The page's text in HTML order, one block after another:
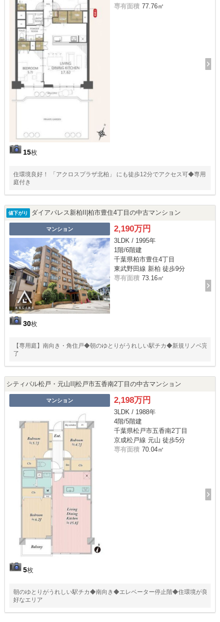
15枚
専有面積 77.76㎡
住環境良好！ 「アクロスプラザ北柏」 にも徒歩12分でアクセス可◆専用
庭付き
値下がり ダイアパレス新柏II|柏市豊住4丁目の中古マンション
マンション
30枚
2,190万円
3LDK / 1995年
1階/6階建
千葉県柏市豊住4丁目
東武野田線 新柏 徒歩9分
専有面積 73.16㎡
【専用庭】南向き・角住戸◆朝のゆとりがうれしい駅チカ◆新規リノベ完
了
シティパル松戸・元山II|松戸市五香南2丁目の中古マンション
マンション
5枚
2,198万円
3LDK / 1988年
4階/5階建
千葉県松戸市五香南2丁目
京成松戸線 元山 徒歩5分
専有面積 70.04㎡
朝のゆとりがうれしい駅チカ◆南向き◆エレベーター停止階◆住環境が良
好なエリア